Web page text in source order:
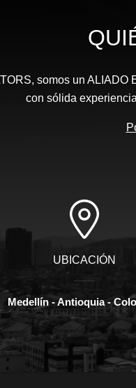
somos un ALIADO
con sólida
UBICACIÓN
Medellín - Antioquia -